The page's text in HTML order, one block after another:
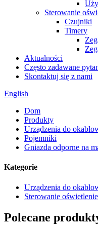
Sterowanie
Czujniki
Timery
Aktualności
Często zadawane
Skontaktuj się z nami
English
Dom
Produkty
Urządzenia do
Pojemniki
Gniazda odporne na
Kategorie
Urządzenia do
Sterowanie
Polecane